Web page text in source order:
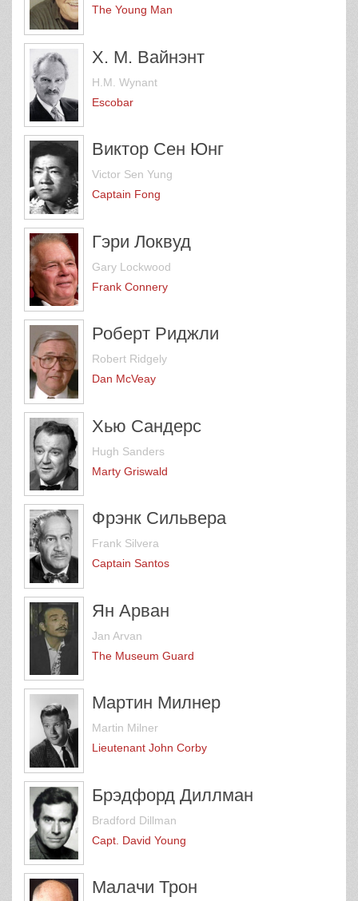
The Young Man
Х. М. Вайнэнт
H.M. Wynant
Escobar
Виктор Сен Юнг
Victor Sen Yung
Captain Fong
Гэри Локвуд
Gary Lockwood
Frank Connery
Роберт Риджли
Robert Ridgely
Dan McVeay
Хью Сандерс
Hugh Sanders
Marty Griswald
Фрэнк Сильвера
Frank Silvera
Captain Santos
Ян Арван
Jan Arvan
The Museum Guard
Мартин Милнер
Martin Milner
Lieutenant John Corby
Брэдфорд Диллман
Bradford Dillman
Capt. David Young
Малачи Трон